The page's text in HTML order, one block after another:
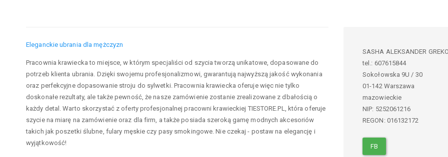
Eleganckie ubrania dla mężczyzn
Pracownia krawiecka to miejsce, w którym specjaliści od szycia tworzą unikatowe, dopasowane do
potrzeb klienta ubrania. Dzięki swojemu profesjonalizmowi, gwarantują najwyższą jakość wykonania
oraz perfekcyjne dopasowanie stroju do sylwetki. Pracownia krawiecka oferuje więc nie tylko
doskonałe rezultaty, ale także pewność, że nasze zamówienie zostanie zrealizowane z dbałością o
każdy detal. Warto skorzystać z oferty profesjonalnej pracowni krawieckiej TIESTORE.PL, która oferuje
szycie na miarę na zamówienie oraz dla firm, a także posiada szeroką gamę modnych akcesoriów
takich jak poszetki ślubne, fulary męskie czy pasy smokingowe. Nie czekaj - postaw na elegancję i
wyjątkowość!
SASHA ALEKSANDER
tel.: 607615844
Sokołowska 9U / 30
01-142 Warszawa
mazowieckie
NIP: 5252061216
REGON: 016132172
FB